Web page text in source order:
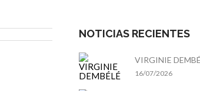
NOTICIAS RECIENTES
VIRGINIE
16/07/2026